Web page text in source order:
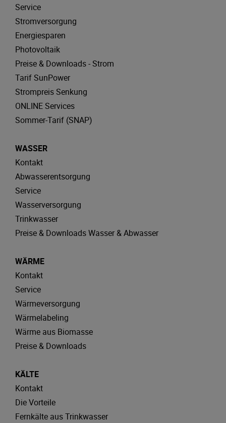
Service
Stromversorgung
Energiesparen
Photovoltaik
Preise & Downloads - Strom
Tarif SunPower
Strompreis Senkung
ONLINE Services
Sommer-Tarif (SNAP)
WASSER
Kontakt
Abwasserentsorgung
Service
Wasserversorgung
Trinkwasser
Preise & Downloads Wasser & Abwasser
WÄRME
Kontakt
Service
Wärmeversorgung
Wärmelabeling
Wärme aus Biomasse
Preise & Downloads
KÄLTE
Kontakt
Die Vorteile
Fernkälte aus Trinkwasser